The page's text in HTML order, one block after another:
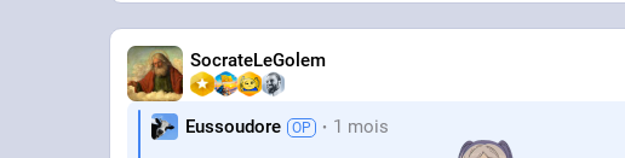
SocrateLeGolem
Eussoudore 1 mois